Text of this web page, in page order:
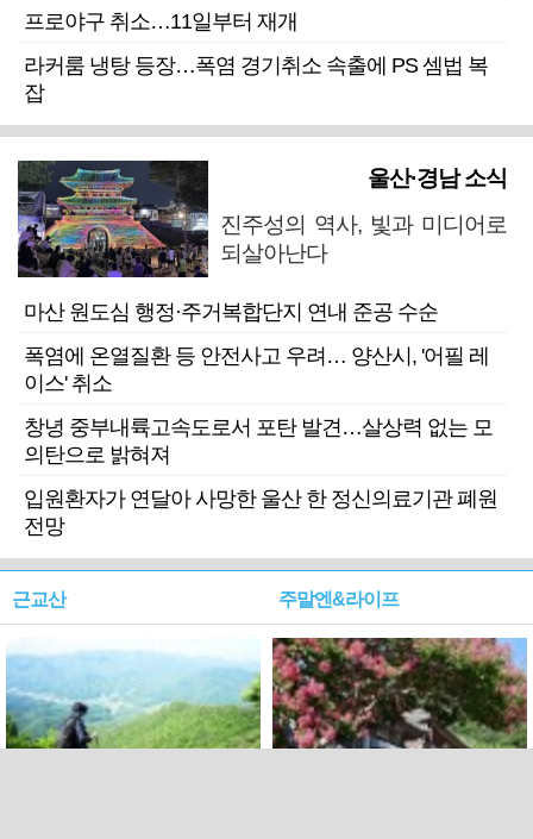
프로야구 취소…11일부터 재개
라커룸 냉탕 등장…폭염 경기취소 속출에 PS 셈법 복
잡
울산·경남 소식
진주성의 역사, 빛과 미디어로
되살아난다
마산 원도심 행정·주거복합단지 연내 준공 수순
폭염에 온열질환 등 안전사고 우려… 양산시, '어필 레
이스' 취소
창녕 중부내륙고속도로서 포탄 발견…살상력 없는 모
의탄으로 밝혀져
입원환자가 연달아 사망한 울산 한 정신의료기관 폐원
전망
근교산 주말엔&라이프